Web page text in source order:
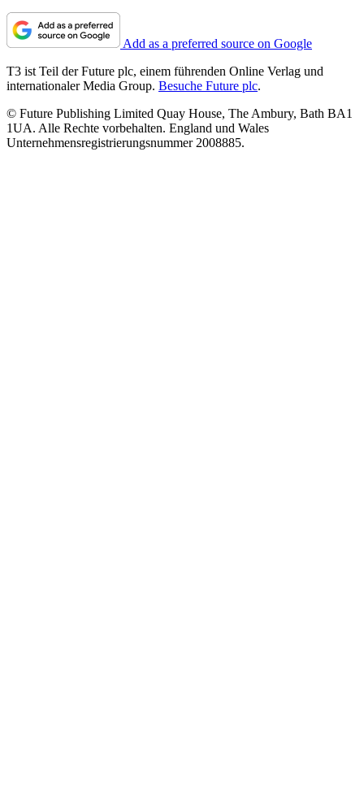
Add as a preferred source on Google
T3 ist Teil der Future plc, einem führenden Online Verlag und
internationaler Media Group. Besuche Future plc.
© Future Publishing Limited Quay House, The Ambury, Bath BA1
1UA. Alle Rechte vorbehalten. England und Wales
Unternehmensregistrierungsnummer 2008885.